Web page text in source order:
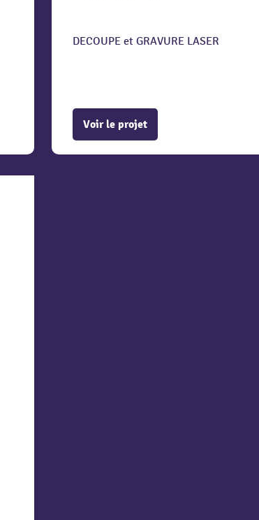
DECOUPE et GRAVURE LASER
Voir le projet